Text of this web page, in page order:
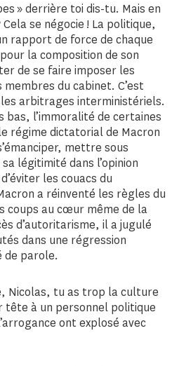
» derrière toi dis-tu. Mais en
se négocie ! La politique,
rapport de force de chaque
la composition de son
de se faire imposer les
du cabinet. C’est
arbitrages interministériels.
bas, l’immoralité de certaines
régime dictatorial de Macron
mettre sous
légitimité dans l’opinion
les couacs du
a réinventé les règles du
coups au cœur même de la
d’autoritarisme, il a jugulé
dans une régression
de parole.
Nicolas, tu as trop la culture
tête à un personnel politique
ont explosé avec